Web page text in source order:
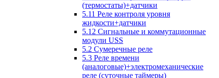
(термостаты)+датчики
5.11 Реле контроля уровня
жидкости+датчики
5.12 Сигнальные и коммутационные
модули USS
5.2 Сумеречные реле
5.3 Реле времени
(аналоговые)+электромеханические
реле (суточные таймеры)